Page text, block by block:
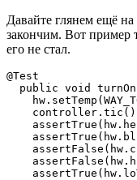
Давайте глянем ещё
закончим. Вот пример
его не стал.
@Test
public void